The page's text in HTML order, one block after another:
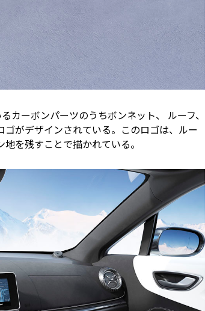
カーボンパーツのうちボンネット、 ルーフ、
がデザインされている。このロゴは、ルー
を残すことで描かれている。